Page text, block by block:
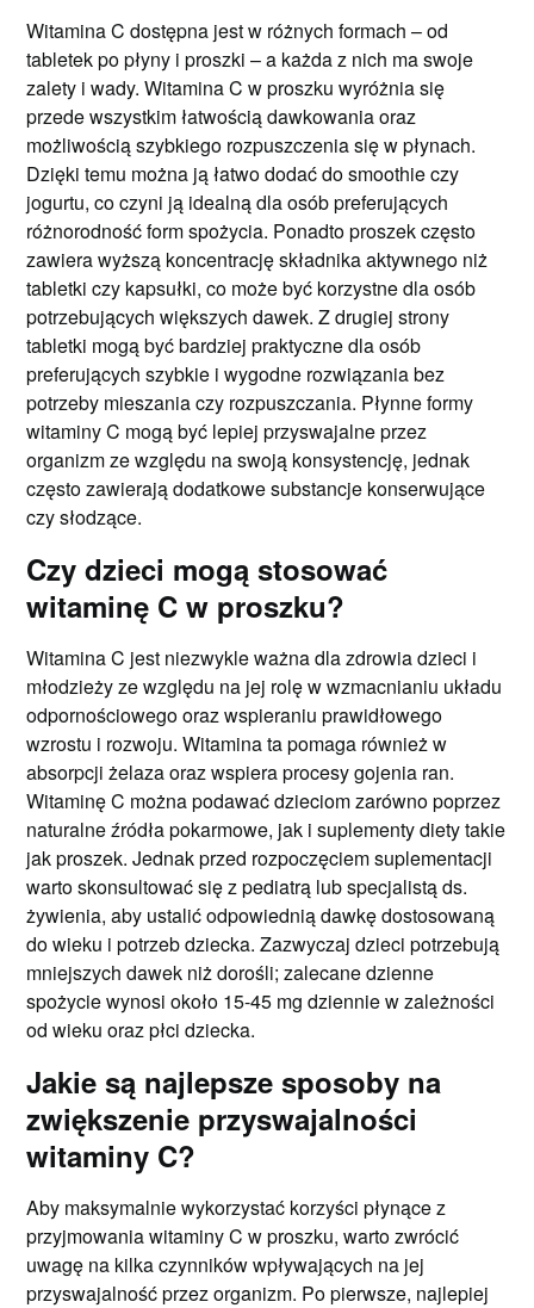
Witamina C dostępna jest w różnych formach – od
tabletek po płyny i proszki – a każda z nich ma swoje
zalety i wady. Witamina C w proszku wyróżnia się
przede wszystkim łatwością dawkowania oraz
możliwością szybkiego rozpuszczenia się w płynach.
Dzięki temu można ją łatwo dodać do smoothie czy
jogurtu, co czyni ją idealną dla osób preferujących
różnorodność form spożycia. Ponadto proszek często
zawiera wyższą koncentrację składnika aktywnego niż
tabletki czy kapsułki, co może być korzystne dla osób
potrzebujących większych dawek. Z drugiej strony
tabletki mogą być bardziej praktyczne dla osób
preferujących szybkie i wygodne rozwiązania bez
potrzeby mieszania czy rozpuszczania. Płynne formy
witaminy C mogą być lepiej przyswajalne przez
organizm ze względu na swoją konsystencję, jednak
często zawierają dodatkowe substancje konserwujące
czy słodzące.
Czy dzieci mogą stosować
witaminę C w proszku?
Witamina C jest niezwykle ważna dla zdrowia dzieci i
młodzieży ze względu na jej rolę w wzmacnianiu układu
odpornościowego oraz wspieraniu prawidłowego
wzrostu i rozwoju. Witamina ta pomaga również w
absorpcji żelaza oraz wspiera procesy gojenia ran.
Witaminę C można podawać dzieciom zarówno poprzez
naturalne źródła pokarmowe, jak i suplementy diety takie
jak proszek. Jednak przed rozpoczęciem suplementacji
warto skonsultować się z pediatrą lub specjalistą ds.
żywienia, aby ustalić odpowiednią dawkę dostosowaną
do wieku i potrzeb dziecka. Zazwyczaj dzieci potrzebują
mniejszych dawek niż dorośli; zalecane dzienne
spożycie wynosi około 15-45 mg dziennie w zależności
od wieku oraz płci dziecka.
Jakie są najlepsze sposoby na
zwiększenie przyswajalności
witaminy C?
Aby maksymalnie wykorzystać korzyści płynące z
przyjmowania witaminy C w proszku, warto zwrócić
uwagę na kilka czynników wpływających na jej
przyswajalność przez organizm. Po pierwsze, najlepiej